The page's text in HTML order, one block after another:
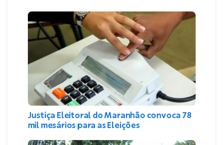
Justiça Eleitoral do Maranhão convoca 78
mil mesários para as Eleições